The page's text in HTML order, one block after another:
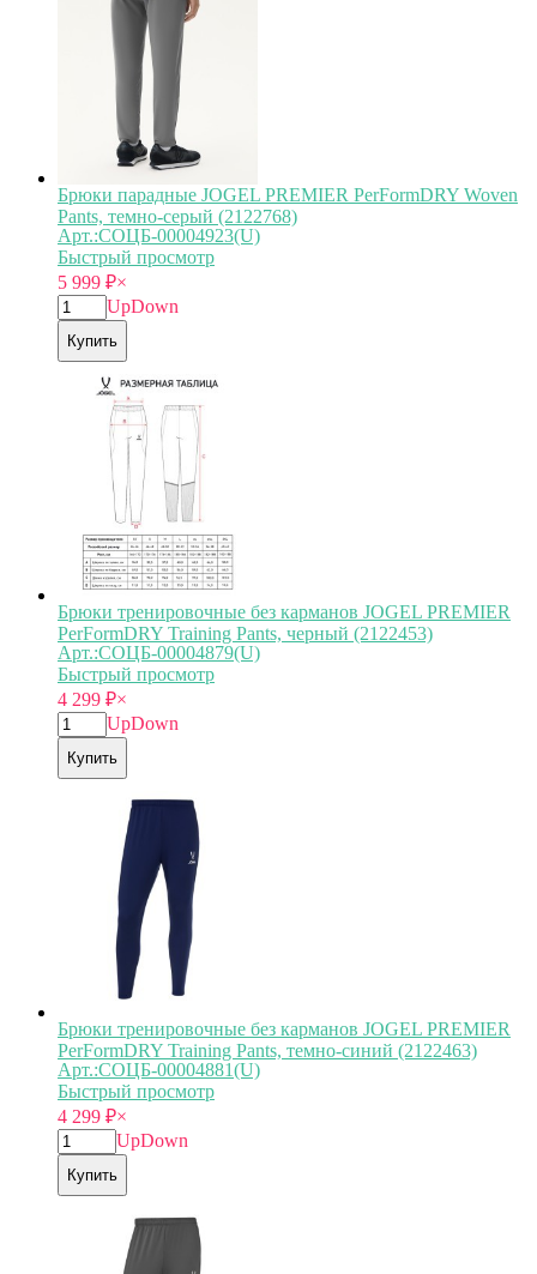
Брюки парадные JOGEL PREMIER PerFormDRY Woven
Pants, темно-серый (2122768)
Арт.:СОЦБ-00004923(U)
Быстрый просмотр
5 999 ₽×
UpDown
Купить
Брюки тренировочные без карманов JOGEL PREMIER
PerFormDRY Training Pants, черный (2122453)
Арт.:СОЦБ-00004879(U)
Быстрый просмотр
4 299 ₽×
UpDown
Купить
Брюки тренировочные без карманов JOGEL PREMIER
PerFormDRY Training Pants, темно-синий (2122463)
Арт.:СОЦБ-00004881(U)
Быстрый просмотр
4 299 ₽×
UpDown
Купить